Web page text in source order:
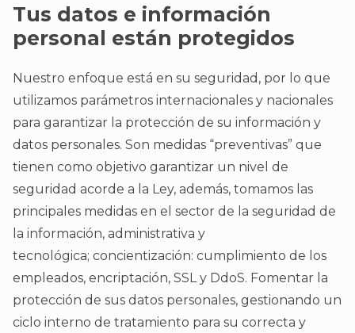
Tus datos e información
personal están protegidos
Nuestro enfoque está en su seguridad, por lo que
utilizamos parámetros internacionales y nacionales
para garantizar la protección de su información y
datos personales. Son medidas “preventivas” que
tienen como objetivo garantizar un nivel de
seguridad acorde a la Ley, además, tomamos las
principales medidas en el sector de la seguridad de
la información, administrativa y
tecnológica; concientización: cumplimiento de los
empleados, encriptación, SSL y DdoS. Fomentar la
protección de sus datos personales, gestionando un
ciclo interno de tratamiento para su correcta y